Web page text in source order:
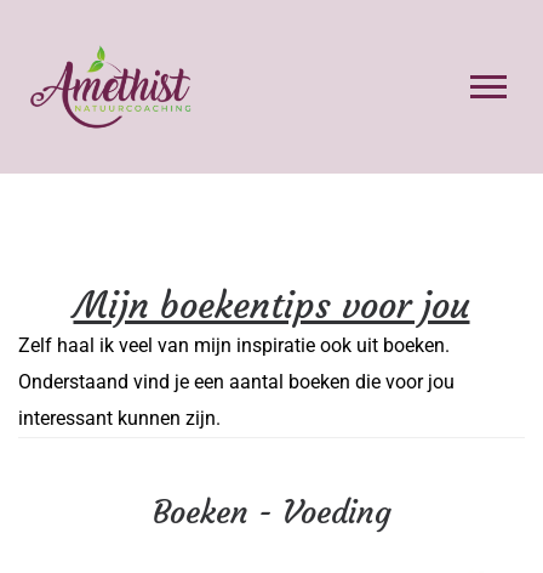
Mijn boekentips voor jou
Zelf haal ik veel van mijn inspiratie ook uit boeken.
Onderstaand vind je een aantal boeken die voor jou
interessant kunnen zijn.
Boeken - Voeding